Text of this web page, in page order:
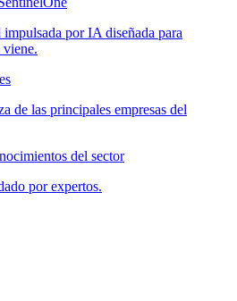
por IA diseñada para
viene.
de las principales empresas del
del sector
por expertos.